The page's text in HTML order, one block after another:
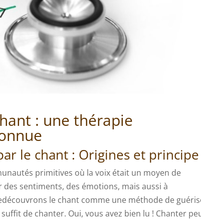
: une thérapie
le chant : Origines et principe
primitives où la voix était un moyen de
sentiments, des émotions, mais aussi à
le chant comme une méthode de
de chanter. Oui, vous avez bien lu ! Chanter